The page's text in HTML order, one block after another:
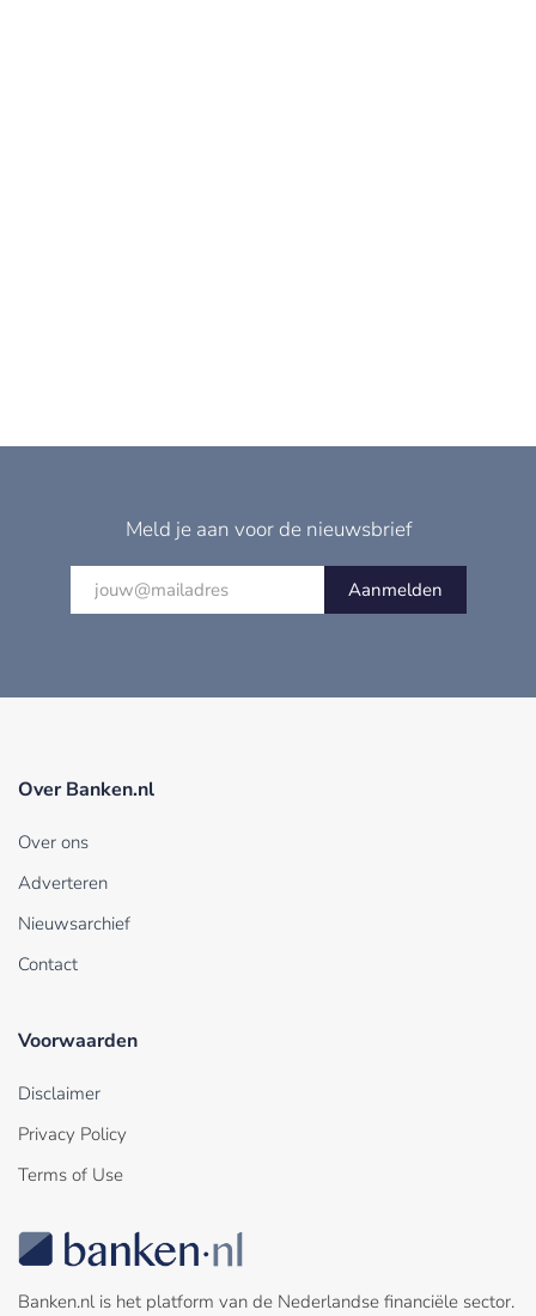
Meld je aan voor de nieuwsbrief
Aanmelden
Over Banken.nl
Over ons
Adverteren
Nieuwsarchief
Contact
Voorwaarden
Disclaimer
Privacy Policy
Terms of Use
Banken.nl is het platform van de Nederlandse financiële sector.